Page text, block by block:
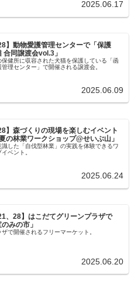
2025.06.17
】動物愛護管理センターで「保護
合同譲渡会vol.3」
保健所に収容された犬猫を保護している「函
理センター」で開催される譲渡会。
2025.06.09
】森づくりの現場を楽しむイベント
の林業ワークショップ@せいぶ山」
識した「自伐型林業」の実践を体験できるワ
ベント。
2025.06.24
、28】はこだてグリーンプラザで
のみの市」
で開催されるフリーマーケット。
2025.06.20